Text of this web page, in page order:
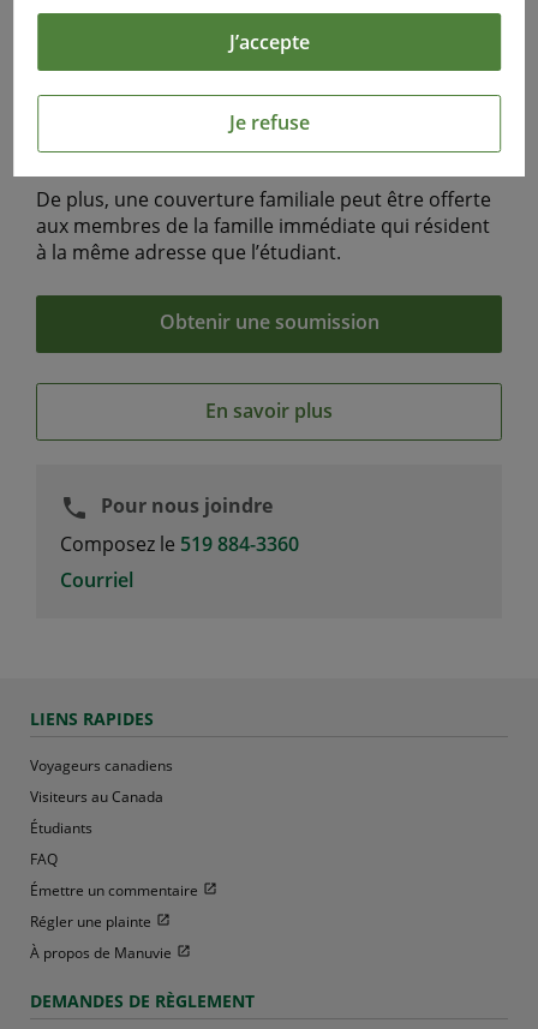
J’accepte
Je refuse
aux étudiants étrangers qui étudient à temps
plein au Canada;
aux étudiants canadiens qui étudient à temps
plein à l’extérieur de leur province de
résidence ou à l’étranger.
De plus, une couverture familiale peut être offerte
aux membres de la famille immédiate qui résident
à la même adresse que l’étudiant.
Obtenir une soumission
En savoir plus
phone
Pour nous joindre
Composez le 519 884-3360
Courriel
LIENS RAPIDES
Voyageurs canadiens
Visiteurs au Canada
Étudiants
FAQ
Émettre un commentaire Ouvrir dans une nouvelle fenetre
Régler une plainte Ouvrir dans une nouvelle fenetre
À propos de Manuvie Ouvrir dans une nouvelle fenetre
DEMANDES DE RÈGLEMENT